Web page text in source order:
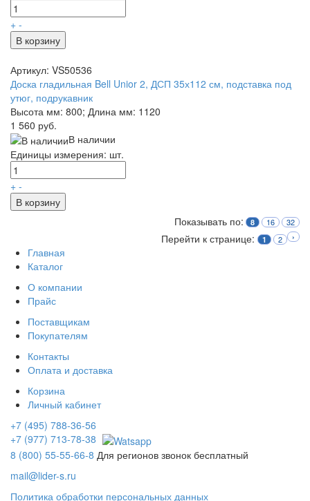
+ -
В корзину
Артикул: VS50536
Доска гладильная Bell Unior 2, ДСП 35х112 см, подставка под
утюг, подрукавник
Высота мм: 800; Длина мм: 1120
1 560 руб.
В наличии
Единицы измерения: шт.
+ -
В корзину
Показывать по:
8 16 32
Перейти к странице: 1 2 ›
Главная
Каталог
О компании
Прайс
Поставщикам
Покупателям
Контакты
Оплата и доставка
Корзина
Личный кабинет
+7 (495) 788-36-56
+7 (977) 713-78-38
8 (800) 55-55-66-8 Для регионов звонок бесплатный
mail@lider-s.ru
Политика обработки персональных данных